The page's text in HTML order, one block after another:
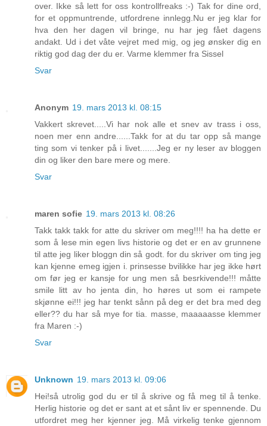
over. Ikke så lett for oss kontrollfreaks :-) Tak for dine ord,
for et oppmuntrende, utfordrene innlegg.Nu er jeg klar for
hva den her dagen vil bringe, nu har jeg fået dagens
andakt. Ud i det våte vejret med mig, og jeg ønsker dig en
riktig god dag der du er. Varme klemmer fra Sissel
Svar
Anonym 19. mars 2013 kl. 08:15
Vakkert skrevet.....Vi har nok alle et snev av trass i oss,
noen mer enn andre......Takk for at du tar opp så mange
ting som vi tenker på i livet.......Jeg er ny leser av bloggen
din og liker den bare mere og mere.
Svar
maren sofie 19. mars 2013 kl. 08:26
Takk takk takk for atte du skriver om meg!!!! ha ha dette er
som å lese min egen livs historie og det er en av grunnene
til atte jeg liker bloggn din så godt. for du skriver om ting jeg
kan kjenne emeg igjen i. prinsesse bvilikke har jeg ikke hørt
om før jeg er kansje for ung men så besrkivende!!! måtte
smile litt av ho jenta din, ho høres ut som ei rampete
skjønne ei!!! jeg har tenkt sånn på deg er det bra med deg
eller?? du har så mye for tia. masse, maaaaasse klemmer
fra Maren :-)
Svar
Unknown 19. mars 2013 kl. 09:06
Hei!så utrolig god du er til å skrive og få meg til å tenke.
Herlig historie og det er sant at et sånt liv er spennende. Du
utfordret meg her kjenner jeg. Må virkelig tenke gjennom